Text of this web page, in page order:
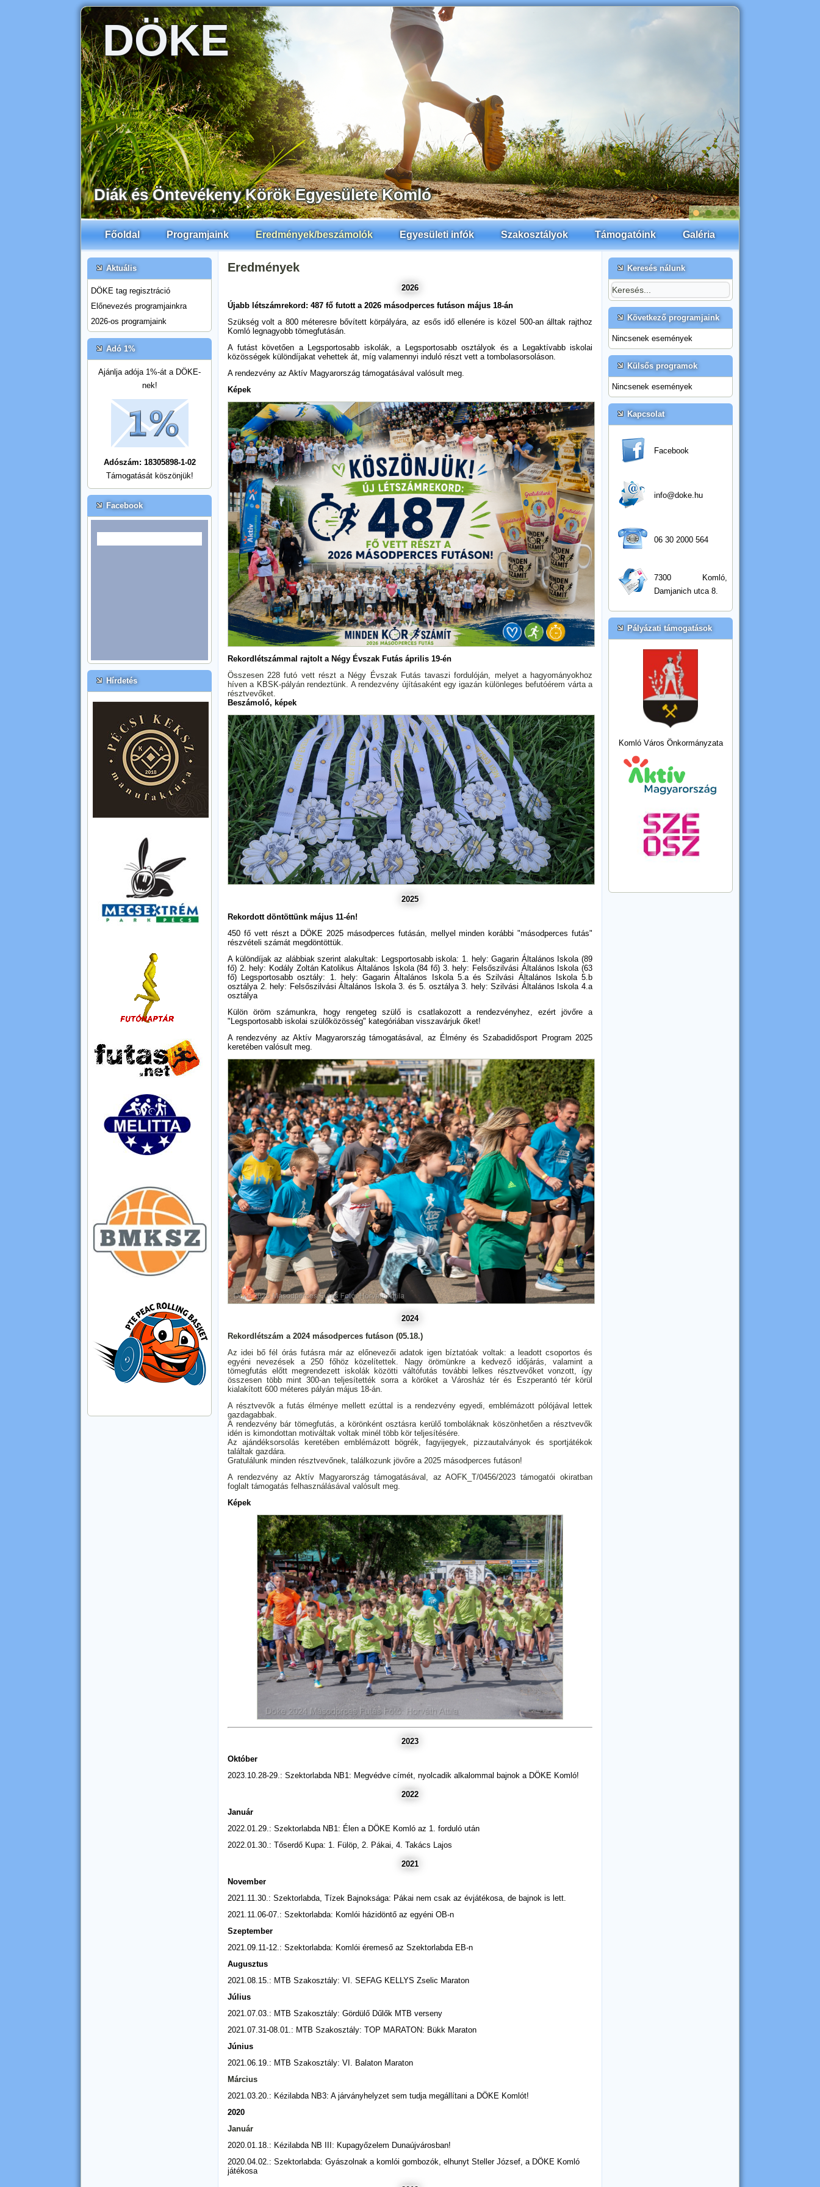
DÖKE
Diák és Öntevékeny Körök Egyesülete Komló
Főoldal Programjaink Eredmények/beszámolók Egyesületi infók Szakosztályok Támogatóink Galéria
Aktuális
DÖKE tag regisztráció
Előnevezés programjainkra
2026-os programjaink
Adó 1%
Ajánlja adója 1%-át a DÖKE-
nek!
Adószám: 18305898-1-02
Támogatását köszönjük!
Facebook
Hírdetés
Eredmények
2026
Újabb létszámrekord: 487 fő futott a 2026 másodperces futáson május 18-án
Szükség volt a 800 méteresre bővített körpályára, az esős idő ellenére is közel 500-an álltak rajthoz
Komló legnagyobb tömegfutásán.
A futást követően a Legsportosabb iskolák, a Legsportosabb osztályok és a Legaktívabb iskolai
közösségek különdíjakat vehettek át, míg valamennyi induló részt vett a tombolasorsoláson.
A rendezvény az Aktív Magyarország támogatásával valósult meg.
Képek
Rekordlétszámmal rajtolt a Négy Évszak Futás április 19-én
Összesen 228 futó vett részt a Négy Évszak Futás tavaszi fordulóján, melyet a hagyományokhoz
híven a KBSK-pályán rendeztünk. A rendezvény újításaként egy igazán különleges befutóérem várta a
résztvevőket.
Beszámoló, képek
2025
Rekordott döntöttünk május 11-én!
450 fő vett részt a DÖKE 2025 másodperces futásán, mellyel minden korábbi "másodperces futás"
részvételi számát megdöntöttük.
A különdíjak az alábbiak szerint alakultak: Legsportosabb iskola: 1. hely: Gagarin Általános Iskola (89
fő) 2. hely: Kodály Zoltán Katolikus Általános Iskola (84 fő) 3. hely: Felsőszilvási Általános Iskola (63
fő) Legsportosabb osztály: 1. hely: Gagarin Általános Iskola 5.a és Szilvási Általános Iskola 5.b
osztálya 2. hely: Felsőszilvási Általános Iskola 3. és 5. osztálya 3. hely: Szilvási Általános Iskola 4.a
osztálya
Külön öröm számunkra, hogy rengeteg szülő is csatlakozott a rendezvényhez, ezért jövőre a
"Legsportosabb iskolai szülőközösség" kategóriában visszavárjuk őket!
A rendezvény az Aktív Magyarország támogatásával, az Élmény és Szabadidősport Program 2025
keretében valósult meg.
2024
Rekordlétszám a 2024 másodperces futáson (05.18.)
Az idei bő fél órás futásra már az előnevezői adatok igen bíztatóak voltak: a leadott csoportos és
egyéni nevezések a 250 főhöz közelítettek. Nagy örömünkre a kedvező időjárás, valamint a
tömegfutás előtt megrendezett iskolák közötti váltófutás további lelkes résztvevőket vonzott, így
összesen több mint 300-an teljesítették sorra a köröket a Városház tér és Eszperantó tér körül
kialakított 600 méteres pályán május 18-án.
A résztvevők a futás élménye mellett ezúttal is a rendezvény egyedi, emblémázott pólójával lettek
gazdagabbak.
A rendezvény bár tömegfutás, a körönként osztásra kerülő tomboláknak köszönhetően a résztvevők
idén is kimondottan motiváltak voltak minél több kör teljesítésére.
Az ajándéksorsolás keretében emblémázott bögrék, fagyijegyek, pizzautalványok és sportjátékok
találtak gazdára.
Gratulálunk minden résztvevőnek, találkozunk jövőre a 2025 másodperces futáson!
A rendezvény az Aktív Magyarország támogatásával, az AOFK_T/0456/2023 támogatói okiratban
foglalt támogatás felhasználásával valósult meg.
Képek
2023
Október
2023.10.28-29.: Szektorlabda NB1: Megvédve címét, nyolcadik alkalommal bajnok a DÖKE Komló!
2022
Január
2022.01.29.: Szektorlabda NB1: Élen a DÖKE Komló az 1. forduló után
2022.01.30.: Tőserdő Kupa: 1. Fülöp, 2. Pákai, 4. Takács Lajos
2021
November
2021.11.30.: Szektorlabda, Tízek Bajnoksága: Pákai nem csak az évjátékosa, de bajnok is lett.
2021.11.06-07.: Szektorlabda: Komlói házidöntő az egyéni OB-n
Szeptember
2021.09.11-12.: Szektorlabda: Komlói éremeső az Szektorlabda EB-n
Augusztus
2021.08.15.: MTB Szakosztály: VI. SEFAG KELLYS Zselic Maraton
Július
2021.07.03.: MTB Szakosztály: Gördülő Dűlők MTB verseny
2021.07.31-08.01.: MTB Szakosztály: TOP MARATON: Bükk Maraton
Június
2021.06.19.: MTB Szakosztály: VI. Balaton Maraton
Március
2021.03.20.: Kézilabda NB3: A járványhelyzet sem tudja megállítani a DÖKE Komlót!
2020
Január
2020.01.18.: Kézilabda NB III: Kupagyőzelem Dunaújvárosban!
2020.04.02.: Szektorlabda: Gyászolnak a komlói gombozók, elhunyt Steller József, a DÖKE Komló
játékosa
Keresés nálunk
Következő programjaink
Nincsenek események
Külsős programok
Nincsenek események
Kapcsolat
Facebook
info@doke.hu
06 30 2000 564
7300 Komló,
Damjanich utca 8.
Pályázati támogatások
Komló Város Önkormányzata